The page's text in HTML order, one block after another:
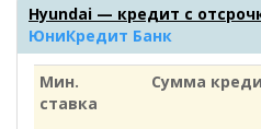
Hyundai — кредит с
ЮниКредит Банк
Мин.
ставка
Сумма